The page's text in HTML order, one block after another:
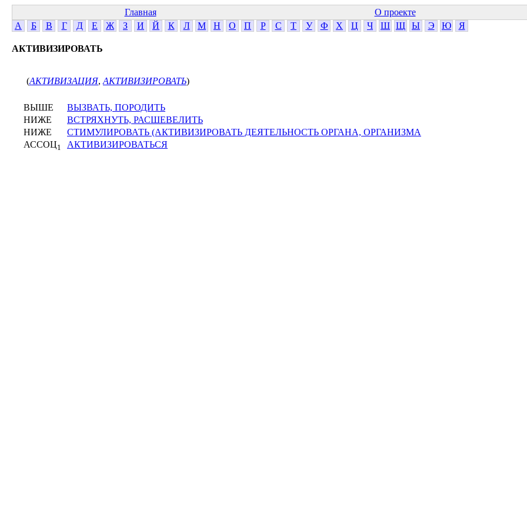
Главная О проекте
А
Б В Г Д Е Ж З И Й К Л М Н О П Р С Т У Ф Х Ц Ч Ш Щ Ы Э Ю Я
АКТИВИЗИРОВАТЬ
(АКТИВИЗАЦИЯ, АКТИВИЗИРОВАТЬ)
ВЫШЕ
ВЫЗВАТЬ, ПОРОДИТЬ
НИЖЕ
ВСТРЯХНУТЬ, РАСШЕВЕЛИТЬ
НИЖЕ
СТИМУЛИРОВАТЬ (АКТИВИЗИРОВАТЬ ДЕЯТЕЛЬНОСТЬ ОРГАНА, ОРГАНИЗМА
АССОЦ1 АКТИВИЗИРОВАТЬСЯ